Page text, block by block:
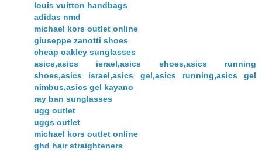
louis vuitton handbags
adidas nmd
michael kors outlet online
giuseppe zanotti shoes
cheap oakley sunglasses
asics,asics israel,asics shoes,asics running
shoes,asics israel,asics gel,asics running,asics gel
nimbus,asics gel kayano
ray ban sunglasses
ugg outlet
uggs outlet
michael kors outlet online
ghd hair straighteners